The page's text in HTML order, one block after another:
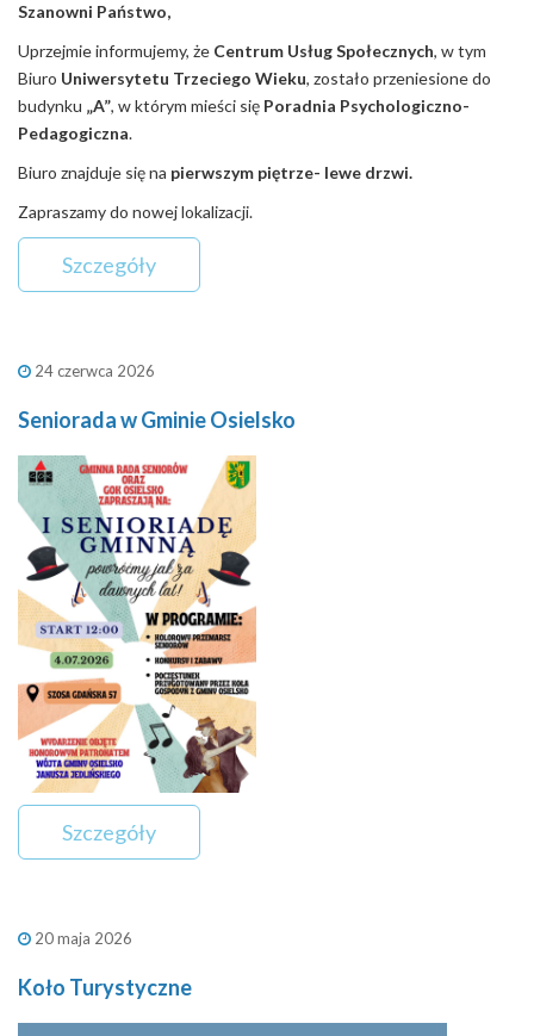
Szanowni Państwo,
Uprzejmie informujemy, że Centrum Usług Społecznych, w tym
Biuro Uniwersytetu Trzeciego Wieku, zostało przeniesione do
budynku „A”, w którym mieści się Poradnia Psychologiczno-
Pedagogiczna.
Biuro znajduje się na pierwszym piętrze- lewe drzwi.
Zapraszamy do nowej lokalizacji.
Szczegóły
24 czerwca 2026
Seniorada w Gminie Osielsko
Szczegóły
20 maja 2026
Koło Turystyczne